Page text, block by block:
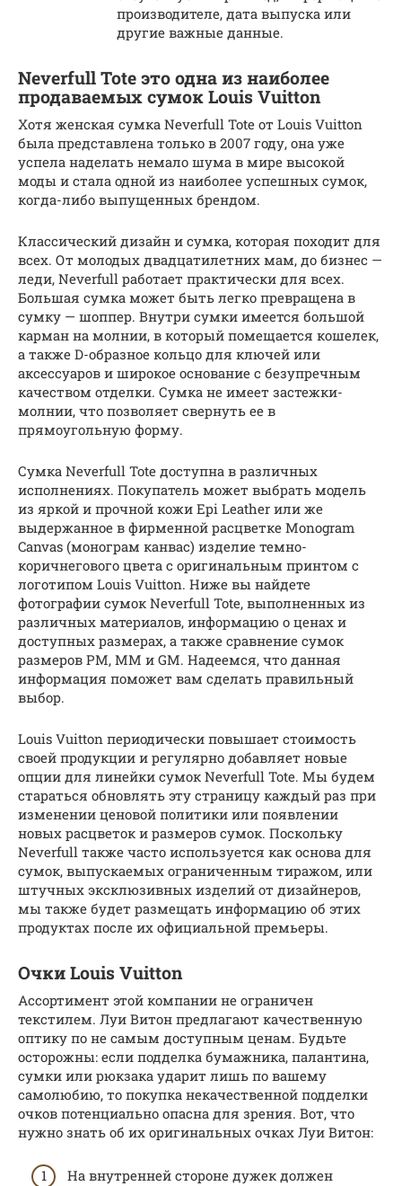
производителе, дата выпуска или
другие важные данные.
Neverfull Tote это одна из наиболее
продаваемых сумок Louis Vuitton
Хотя женская сумка Neverfull Tote от Louis Vuitton
была представлена только в 2007 году, она уже
успела наделать немало шума в мире высокой
моды и стала одной из наиболее успешных сумок,
когда-либо выпущенных брендом.
Классический дизайн и сумка, которая походит для
всех. От молодых двадцатилетних мам, до бизнес —
леди, Neverfull работает практически для всех.
Большая сумка может быть легко превращена в
сумку — шоппер. Внутри сумки имеется большой
карман на молнии, в который помещается кошелек,
а также D-образное кольцо для ключей или
аксессуаров и широкое основание с безупречным
качеством отделки. Сумка не имеет застежки-
молнии, что позволяет свернуть ее в
прямоугольную форму.
Сумка Neverfull Tote доступна в различных
исполнениях. Покупатель может выбрать модель
из яркой и прочной кожи Epi Leather или же
выдержанное в фирменной расцветке Monogram
Canvas (монограм канвас) изделие темно-
коричнегового цвета с оригинальным принтом с
логотипом Louis Vuitton. Ниже вы найдете
фотографии сумок Neverfull Tote, выполненных из
различных материалов, информацию о ценах и
доступных размерах, а также сравнение сумок
размеров PM, MM и GM. Надеемся, что данная
информация поможет вам сделать правильный
выбор.
Louis Vuitton периодически повышает стоимость
своей продукции и регулярно добавляет новые
опции для линейки сумок Neverfull Tote. Мы будем
стараться обновлять эту страницу каждый раз при
изменении ценовой политики или появлении
новых расцветок и размеров сумок. Поскольку
Neverfull также часто используется как основа для
сумок, выпускаемых ограниченным тиражом, или
штучных эксклюзивных изделий от дизайнеров,
мы также будет размещать информацию об этих
продуктах после их официальной премьеры.
Очки Louis Vuitton
Ассортимент этой компании не ограничен
текстилем. Луи Витон предлагают качественную
оптику по не самым доступным ценам. Будьте
осторожны: если подделка бумажника, палантина,
сумки или рюкзака ударит лишь по вашему
самолюбию, то покупка некачественной подделки
очков потенциально опасна для зрения. Вот, что
нужно знать об их оригинальных очках Луи Витон:
На внутренней стороне дужек должен